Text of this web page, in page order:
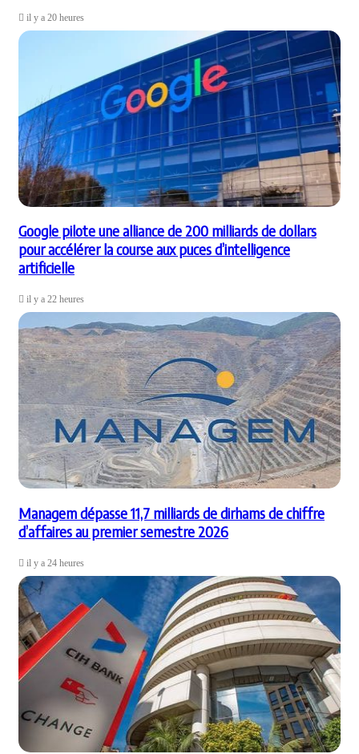
il y a 20 heures
Google pilote une alliance de 200 milliards de dollars
pour accélérer la course aux puces d’intelligence
artificielle
il y a 22 heures
Managem dépasse 11,7 milliards de dirhams de chiffre
d’affaires au premier semestre 2026
il y a 24 heures